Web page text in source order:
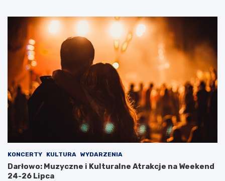
KONCERTY KULTURA WYDARZENIA
Darłowo: Muzyczne i Kulturalne Atrakcje na Weekend
24-26 Lipca